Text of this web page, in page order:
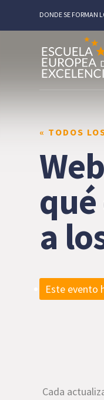
DONDE SE FORMAN
« TODOS
a
Este evento
Cada